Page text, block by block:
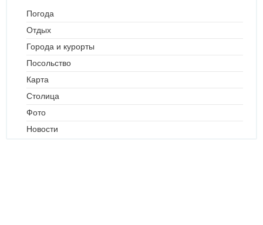
Погода
Отдых
Города и курорты
Посольство
Карта
Столица
Фото
Новости